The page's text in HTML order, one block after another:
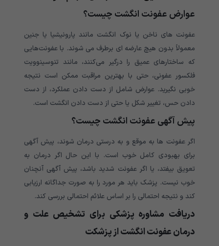
عوارض عفونت انگشت چیست؟
عفونت های ناخن یا نوک انگشت مانند پارونیشیا یا جنین
معمولاً بدون هیچ عارضه ای برطرف می شوند. با عفونت‌هایی
که ساختارهای عمیق را درگیر می‌کنند، مانند تنوسینوویت
فلکسور عفونی، حتی با بهترین مراقبت ممکن است نتیجه
خوبی نگیرید. عوارض شامل از دست دادن عملکرد، از دست
دادن حس، تغییر شکل یا حتی از دست دادن انگشت است.
پیش آگهی عفونت انگشت چیست؟
اگر عفونت ها به موقع و به درستی درمان شوند، پیش آگهی
برای بهبودی کامل خوب است. با این حال اگر درمان به
تعویق بیفتد، یا اگر عفونت شدید باشد، پیش آگهی آنچنان
خوب نیست. پزشک باید هر مورد را به صورت جداگانه ارزیابی
کند و نتیجه احتمالی را بر اساس علائم احتمالی بررسی کند.
دریافت مشاوره پزشکی برای تشخیص علت و
درمان عفونت انگشت از پزشکت